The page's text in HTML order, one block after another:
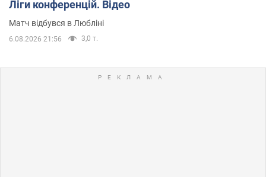
Ліги конференцій. Відео
Матч відбувся в Любліні
6.08.2026 21:56 3,0 т.